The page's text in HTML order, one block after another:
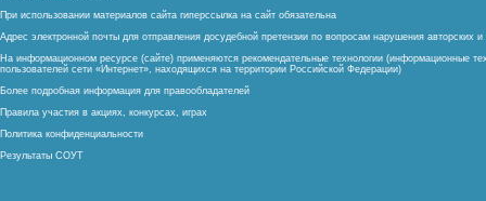
При использовании материалов сайта гиперссылка на сайт обязательна
Адрес электронной почты для отправления досудебной претензии по вопросам нарушения авторских
На информационном ресурсе (сайте) применяются рекомендательные технологии (информационные
пользователей сети «Интернет», находящихся на территории Российской Федерации)
Более подробная информация для правообладателей
Правила участия в акциях, конкурсах, играх
Политика конфиденциальности
Результаты СОУТ